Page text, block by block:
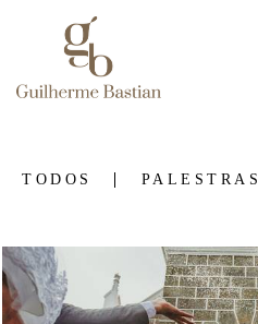
TODOS PALESTRAS